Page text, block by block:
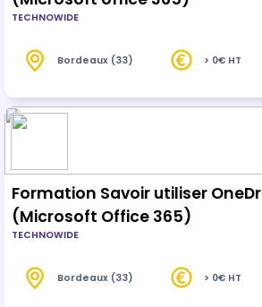
TECHNOWIDE
Bordeaux (33) > 0€ HT
Formation Savoir utiliser
(Microsoft Office 365)
TECHNOWIDE
Bordeaux (33) > 0€ HT